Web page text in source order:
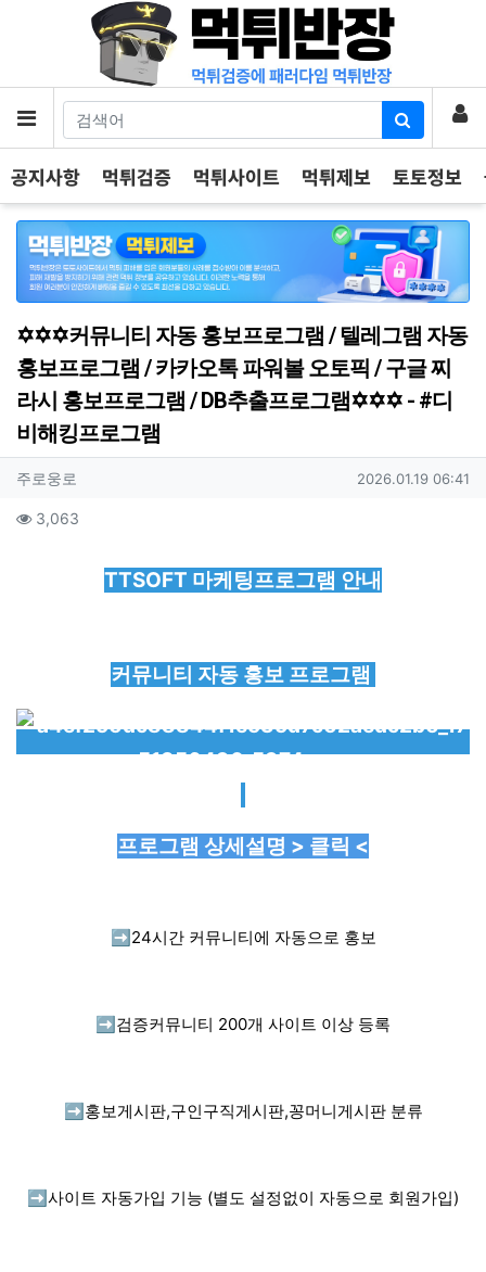
메뉴 로
공지사항 먹튀검증 먹튀사이트 먹튀제보 토토정보
✡️✡️✡️커뮤니티 자동 홍보프로그램 / 텔레그램 자동
홍보프로그램 / 카카오톡 파워볼 오토픽 / 구글 찌
라시 홍보프로그램 / DB추출프로그램✡️✡️✡️ - #디
비해킹프로그램
작성자 정보
주로웅로 작성일
2026.01.19 06:41
컨텐츠 정보
3,063
TTSOFT 마케팅프로그램 안내
커뮤니티 자동 홍보 프로그램
프로그램 상세설명 > 클릭 <
➡️ 24시간 커뮤니티에 자동으로 홍보
➡️ 검증커뮤니티 200개 사이트 이상 등록
➡️ 홍보게시판,구인구직게시판,꽁머니게시판 분류
➡️ 사이트 자동가입 기능 (별도 설정없이 자동으로 회원가입)